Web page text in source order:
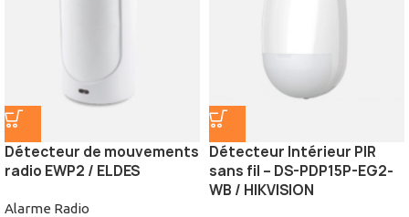
Détecteur de mouvements
radio EWP2 / ELDES
Alarme Radio
Détecteur Intérieur PIR
sans fil – DS-PDP15P-EG2-
WB / HIKVISION